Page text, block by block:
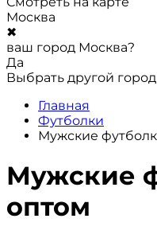
Москва
✖
ваш город Москва?
Да
Выбрать другой город
Главная
Футболки
Мужские
Мужские
оптом